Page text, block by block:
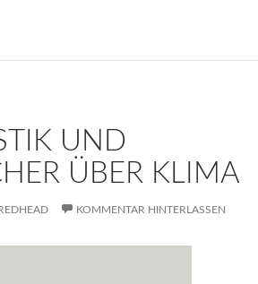
UND
ÜBER KLIMA
KOMMENTAR HINTERLASSEN